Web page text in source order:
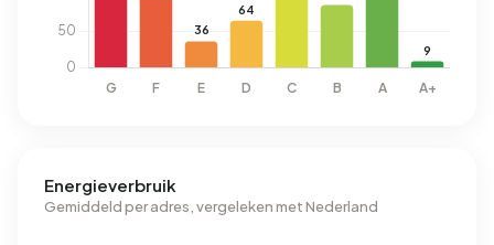
Energieverbruik
Gemiddeld per adres, vergeleken met Nederland